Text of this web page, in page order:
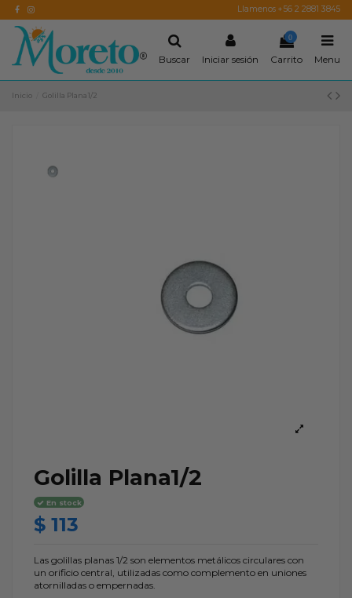
Llamenos +56 2 2881 3845
Buscar Iniciar sesión
0
Carrito Menu
Inicio Golilla Plana1/2
Golilla Plana1/2
En stock
$ 113
Las golillas planas 1/2 son elementos metálicos circulares con
un orificio central, utilizadas como complemento en uniones
atornilladas o empernadas.